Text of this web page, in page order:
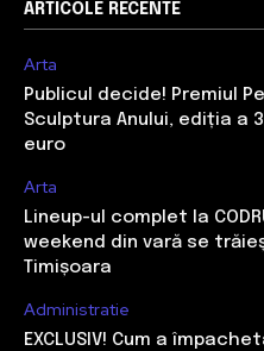
ARTICOLE RECENTE
Arta
Publicul decide! Premiul
Sculptura Anului, ediția a
euro
Arta
Lineup-ul complet la
weekend din vară se
Timișoara
Administratie
EXCLUSIV! Cum a